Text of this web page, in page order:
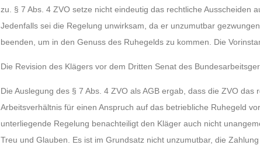
zu. § 7 Abs. 4 ZVO setze nicht eindeutig das rechtliche Ausscheiden
Jedenfalls sei die Regelung unwirksam, da er unzumutbar
beenden, um in den Genuss des Ruhegelds zu kommen. Die
Die Revision des Klägers vor dem Dritten Senat des
Die Auslegung des § 7 Abs. 4 ZVO als AGB ergab, dass die ZVO das
Arbeitsverhältnis für einen Anspruch auf das betriebliche Ruhegeld
unterliegende Regelung benachteiligt den Kläger auch nicht
Treu und Glauben. Es ist im Grundsatz nicht unzumutbar, die